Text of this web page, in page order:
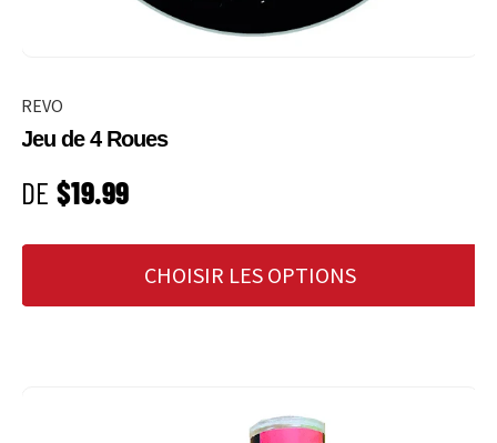
REVO
Jeu de 4 Roues
PRIX HABITUEL
DE $19.99
CHOISIR LES OPTIONS